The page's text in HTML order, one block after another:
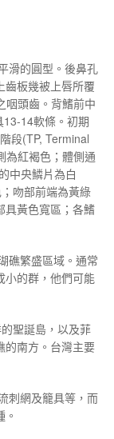
滑的圓型。後鼻孔
齒板幾被上唇所覆
咽頭齒。背鰭前中
14軟條。初期
段(TP, Terminal
為紅褐色；體側通
中央鱗片為白
吻部前端為黃綠
具黃色寬區；各鰭
礁繁盛區域。通常
小的群，他們可能
聖誕島，以及菲
的南方。台灣主要
刺網及籠具等，而